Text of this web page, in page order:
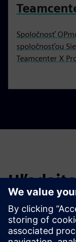
Spoločnosť
spoločnosťou
Teamcenter X
Filtrujte nadpisy